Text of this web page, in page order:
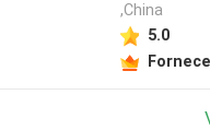
,China
5.0